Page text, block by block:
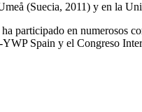
(Suecia, 2011) y en la
participado en numerosos
Spain y el Congreso